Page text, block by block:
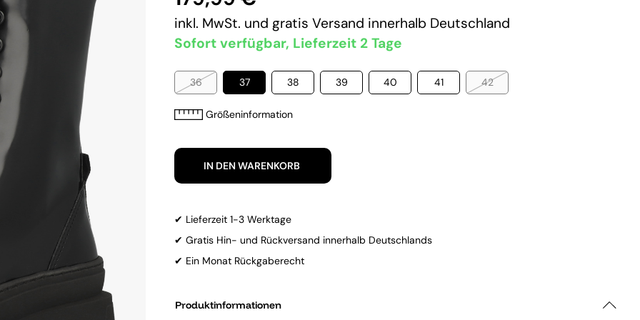
inkl. MwSt. und gratis Versand innerhalb Deutschland
Sofort verfügbar, Lieferzeit 2 Tage
36 37 38 39 40 41 42
Größeninformation
IN DEN WARENKORB
✔ Lieferzeit 1-3 Werktage
✔ Gratis Hin- und Rückversand innerhalb Deutschlands
✔ Ein Monat Rückgaberecht
Produktinformationen